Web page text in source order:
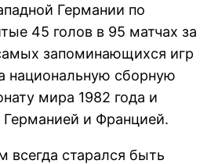
Германии по
45 голов в 95 матчах за
запоминающихся игр
национальную сборную
мира 1982 года и
и Францией.
всегда старался быть